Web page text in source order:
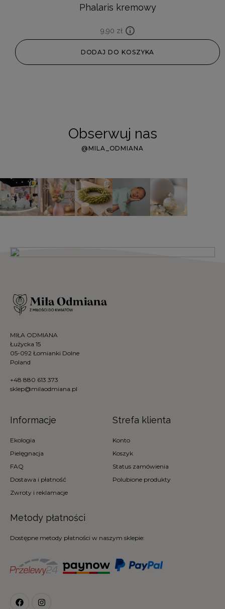
Phalaris kremowy
9,90 zł
DODAJ DO KOSZYKA
Obserwuj nas
@MILA_ODMIANA
MIŁA ODMIANA
Łużycka 15
05-092 Łomianki Dolne
Poland
+48 880 613 373
sklep@milaodmiana.pl
Informacje
Ekologia
Pielęgnacja
FAQ
Dostawa i płatność
Zwroty i reklamacje
Strefa klienta
Konto
Koszyk
Status zamówienia
Polubione produkty
Metody płatności
Dostępne metody płatności w naszym sklepie: